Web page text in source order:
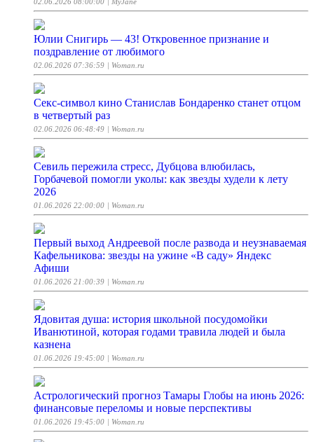
02.06.2026 08:00:00 | MyJane
Юлии Снигирь — 43! Откровенное признание и
поздравление от любимого
02.06.2026 07:36:59 | Woman.ru
Секс-символ кино Станислав Бондаренко станет отцом
в четвертый раз
02.06.2026 06:48:49 | Woman.ru
Севиль пережила стресс, Дубцова влюбилась,
Горбачевой помогли уколы: как звезды худели к лету
2026
01.06.2026 22:00:00 | Woman.ru
Первый выход Андреевой после развода и неузнаваемая
Кафельникова: звезды на ужине «В саду» Яндекс
Афиши
01.06.2026 21:00:39 | Woman.ru
Ядовитая душа: история школьной посудомойки
Иванютиной, которая годами травила людей и была
казнена
01.06.2026 19:45:00 | Woman.ru
Астрологический прогноз Тамары Глобы на июнь 2026:
финансовые переломы и новые перспективы
01.06.2026 19:45:00 | Woman.ru